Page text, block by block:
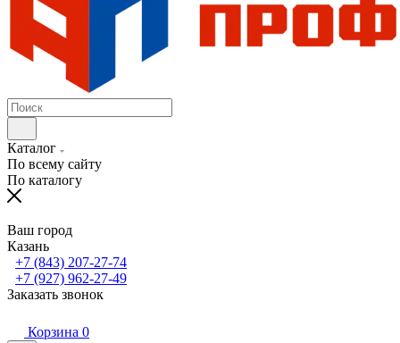
Каталог
По всему сайту
По каталогу
Ваш город
Казань
+7 (843) 207-27-74
+7 (927) 962-27-49
Заказать звонок
Корзина 0